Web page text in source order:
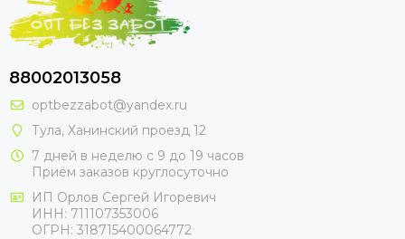
88002013058
optbezzabot@yandex.ru
Тула, Ханинский проезд 12
7 дней в неделю с 9 до 19 часов
Приём заказов круглосуточно
ИП Орлов Сергей Игоревич
ИНН: 711107353006
ОГРН: 318715400064772